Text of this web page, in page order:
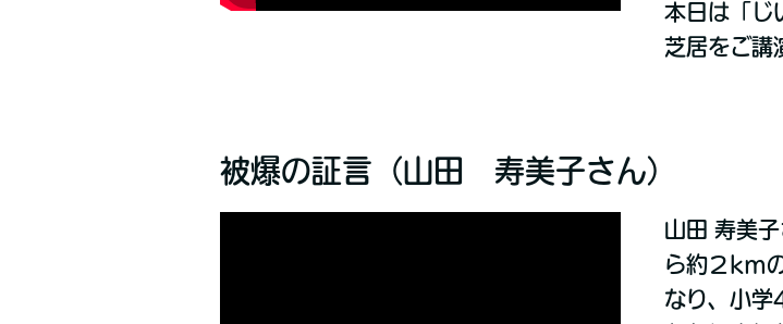
本日は「じ
芝居をご講
被爆の証言（山田 寿美子さん）
山田 寿美
ら約２km
なり、小学